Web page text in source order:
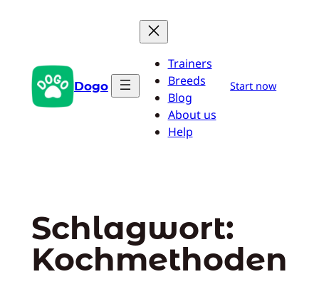
Dogo
Trainers
Breeds
Blog
About us
Help
Start now
Schlagwort:
Kochmethoden